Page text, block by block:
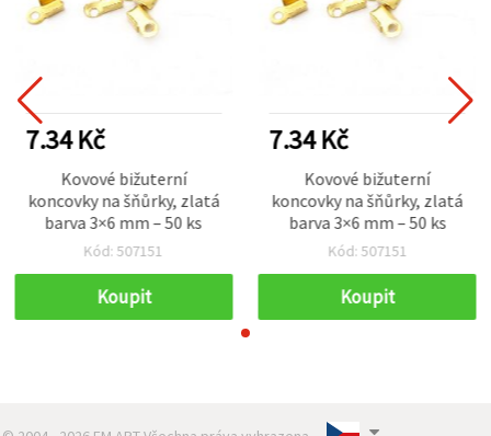
7.34 Kč
Kovové bižuterní
koncovky na šňůrky, zlatá
barva 3×6 mm – 50 ks
Kód: 507151
Koupit
7.34 Kč
Kovové bižuterní
koncovky na šňůrky, zlatá
barva 3×6 mm – 50 ks
Kód: 507151
Koupit